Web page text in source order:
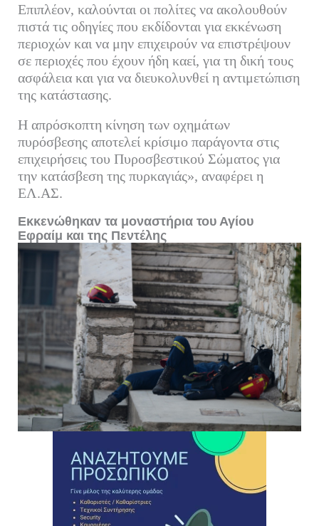
Επιπλέον, καλούνται οι πολίτες να ακολουθούν
πιστά τις οδηγίες που εκδίδονται για εκκένωση
περιοχών και να μην επιχειρούν να επιστρέψουν
σε περιοχές που έχουν ήδη καεί, για τη δική τους
ασφάλεια και για να διευκολυνθεί η αντιμετώπιση
της κατάστασης.
Η απρόσκοπτη κίνηση των οχημάτων
πυρόσβεσης αποτελεί κρίσιμο παράγοντα στις
επιχειρήσεις του Πυροσβεστικού Σώματος για
την κατάσβεση της πυρκαγιάς», αναφέρει η
ΕΛ.ΑΣ.
Εκκενώθηκαν τα μοναστήρια του Αγίου
Εφραίμ και της Πεντέλης